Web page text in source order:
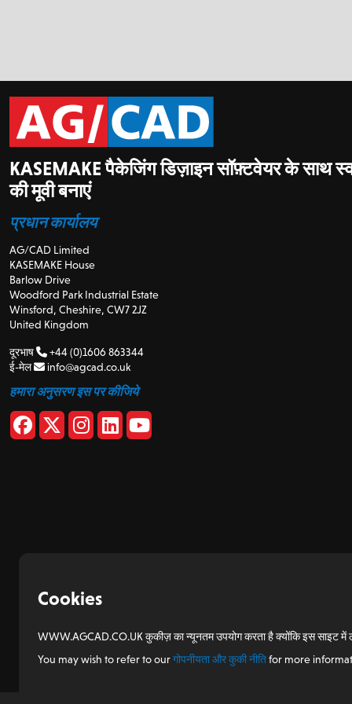
KASEMAKE पैकेजिंग डिज़ाइन सॉफ़्टवेयर के साथ
की मूवी बनाएं
प्रधान कार्यालय
AG/CAD Limited
KASEMAKE House
Barlow Drive
Woodford Park Industrial Estate
Winsford, Cheshire, CW7 2JZ
United Kingdom
दूरभाष
+44 (0)1606 863344
ई-मेल
info@agcad.co.uk
हमारा अनुसरण इस पर कीजिये
Cookies
WWW.AGCAD.CO.UK कुकीज़ का न्यूनतम उपयोग करता है क्योंकि इस साइट में
You may wish to refer to ourगोपनीयता और कुकी नीतिfor more